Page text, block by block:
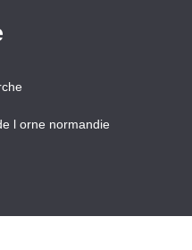
l orne normandie